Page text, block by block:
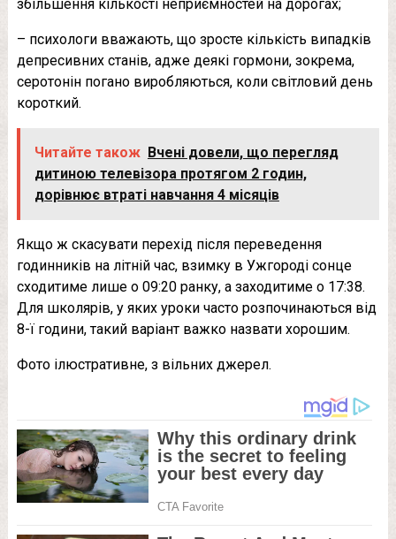
збільшення кількості неприємностей на дорогах;
– психологи вважають, що зросте кількість випадків
депресивних станів, адже деякі гормони, зокрема,
серотонін погано виробляються, коли світловий день
короткий.
Читайте також Вчені довели, що перегляд
дитиною телевізора протягом 2 годин,
дорівнює втраті навчання 4 місяців
Якщо ж скасувати перехід після переведення
годинників на літній час, взимку в Ужгороді сонце
сходитиме лише о 09:20 ранку, а заходитиме о 17:38.
Для школярів, у яких уроки часто розпочинаються від
8-ї години, такий варіант важко назвати хорошим.
Фото ілюстративне, з вільних джерел.